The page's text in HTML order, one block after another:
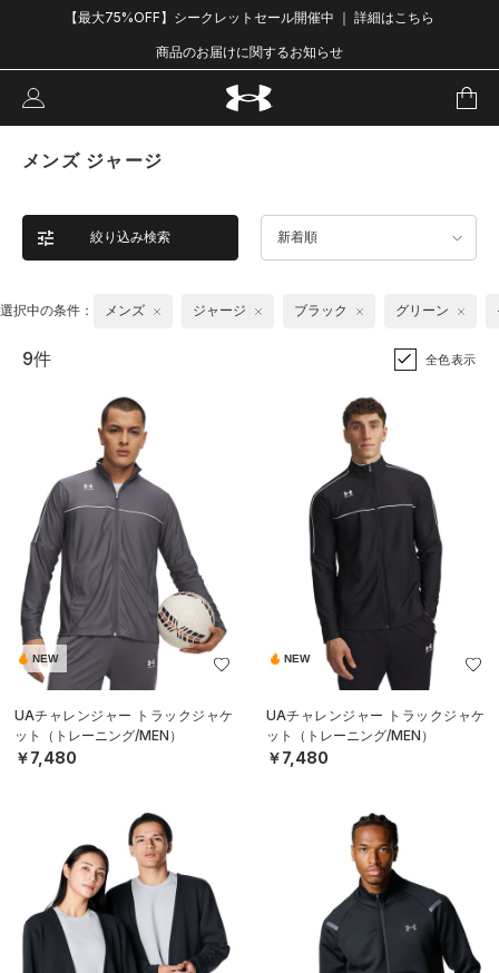
【最大75%OFF】シークレットセール開催中 ｜ 詳細はこちら
商品のお届けに関するお知らせ
メンズ ジャージ
絞り込み検索 新着順
選択中の条件： メンズ ジャージ ブラック グリーン
9件 全色表示
NEW
UAチャレンジャー トラックジャケ
ット（トレーニング/MEN）
￥7,480
NEW
UAチャレンジャー トラックジャケ
ット（トレーニング/MEN）
￥7,480